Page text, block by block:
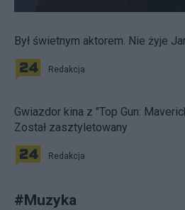
Był świetnym aktorem. Nie żyje
Redakcja
Gwiazdor kina z "Top Gun:
Został zasztyletowany
Redakcja
#Muzyka